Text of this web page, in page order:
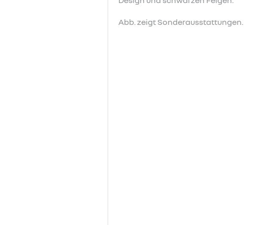
Abb. zeigt Sonderausstattungen.